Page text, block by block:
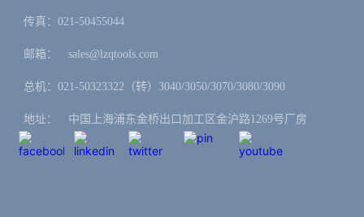
传真：021-50455044
邮箱：ㅤsales@lzqtools.com
总机：021-50323322（转）3040/3050/3070/3080/3090
地址：ㅤ中国上海浦东金桥出口加工区金沪路1269号厂房